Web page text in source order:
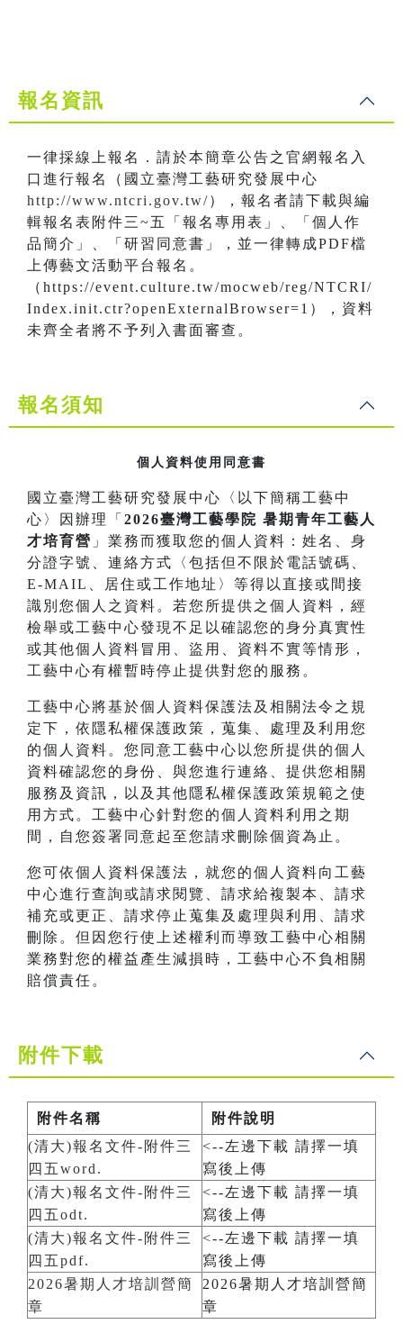
報名資訊
一律採線上報名．請於本簡章公告之官網報名入
口進行報名（國立臺灣工藝研究發展中心
http://www.ntcri.gov.tw/），報名者請下載與編
輯報名表附件三~五「報名專用表」、「個人作
品簡介」、「研習同意書」，並一律轉成PDF檔
上傳藝文活動平台報名。
（https://event.culture.tw/mocweb/reg/NTCRI/
Index.init.ctr?openExternalBrowser=1），資料
未齊全者將不予列入書面審查。
報名須知
個人資料使用同意書
國立臺灣工藝研究發展中心〈以下簡稱工藝中
心〉因辦理「 2026臺灣工藝學院 暑期青年工藝人
才培育營 」業務而獲取您的個人資料：姓名、身
分證字號、連絡方式〈包括但不限於電話號碼、
E-MAIL、居住或工作地址〉等得以直接或間接
識別您個人之資料。若您所提供之個人資料，經
檢舉或工藝中心發現不足以確認您的身分真實性
或其他個人資料冒用、盜用、資料不實等情形，
工藝中心有權暫時停止提供對您的服務。
工藝中心將基於個人資料保護法及相關法令之規
定下，依隱私權保護政策，蒐集、處理及利用您
的個人資料。您同意工藝中心以您所提供的個人
資料確認您的身份、與您進行連絡、提供您相關
服務及資訊，以及其他隱私權保護政策規範之使
用方式。工藝中心針對您的個人資料利用之期
間，自您簽署同意起至您請求刪除個資為止。
您可依個人資料保護法，就您的個人資料向工藝
中心進行查詢或請求閱覽、請求給複製本、請求
補充或更正、請求停止蒐集及處理與利用、請求
刪除。但因您行使上述權利而導致工藝中心相關
業務對您的權益產生減損時，工藝中心不負相關
賠償責任。
附件下載
附件名稱
附件說明
(清大)報名文件-附件三
四五word.
<--左邊下載 請擇一填
寫後上傳
(清大)報名文件-附件三
四五odt.
<--左邊下載 請擇一填
寫後上傳
(清大)報名文件-附件三
四五pdf.
<--左邊下載 請擇一填
寫後上傳
2026暑期人才培訓營簡
章
2026暑期人才培訓營簡
章